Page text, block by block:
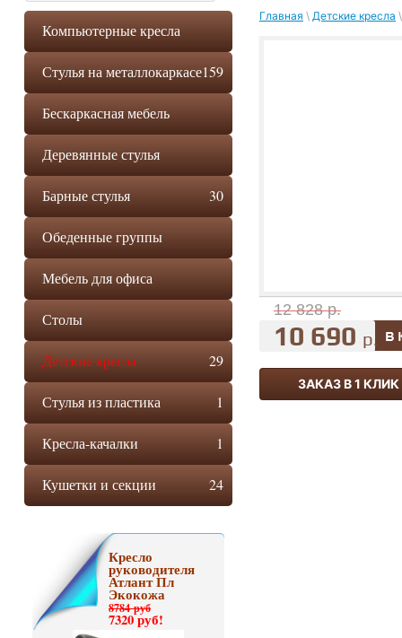
Компьютерные кресла
159
Стулья на металлокаркасе
Бескаркасная мебель
Деревянные стулья
30
Барные стулья
Обеденные группы
Мебель для офиса
Столы
29
Детские кресла
1
Стулья из пластика
1
Кресла-качалки
24
Кушетки и секции
Кресло
руководителя
Атлант Пл
Экокожа
8784 руб
7320 руб!
Главная \ Детские кресла
12 828 р.
10 690 р.
ЗАКАЗ В 1 КЛИК